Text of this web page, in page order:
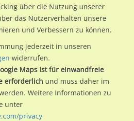
am Standort Ernst-
A.T.U in Wilhelmshaven, Stadt.
Werbeflächen individuelle und
undLeistungswerte
der Buchung im Detail über den
und Werbewirkung sowie
in den zugelassenen
über die Nutzung unserer
das Nutzerverhalten unsere
und Verbessern zu können.
jederzeit in unseren
widerrufen.
Maps ist für einwandfreie
erforderlich und muss daher im
Weitere Informationen zu
unter
privacy